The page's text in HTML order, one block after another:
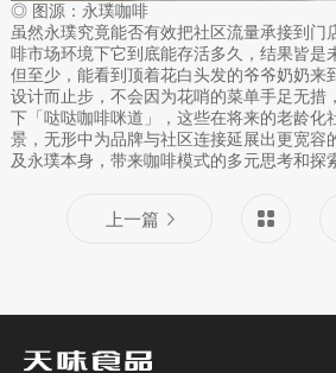
◎ 图源：永璞咖啡
虽然永璞究竟能否有效把社区流量承接到门
啡市场环境下它到底能存活多久，结果皆是
但至少，能看到顶着花白头发的爷爷奶奶来
设计而止步，不会因为花哨的菜单手足无措
下「哒哒咖啡咪道」，这些在将来的老龄化
景，无形中为品牌与社区连接延展出更宽容
及永璞本身，带来咖啡模式的多元思考和探
上一篇